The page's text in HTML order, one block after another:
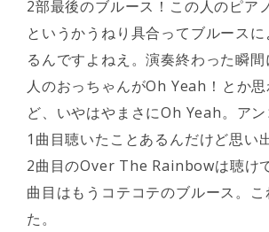
2部最後のブルース！この人のピア
というかうねり具合ってブルース
るんですよねえ。演奏終わった瞬
人のおっちゃんがOh Yeah！とか
ど、いやはやまさにOh Yeah。アン
1曲目聴いたことあるんだけど思い
2曲目のOver The Rainbowは聴け
曲目はもうコテコテのブルース。
た。